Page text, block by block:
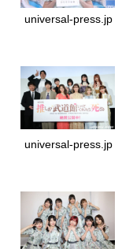
universal-press.jp
universal-press.jp